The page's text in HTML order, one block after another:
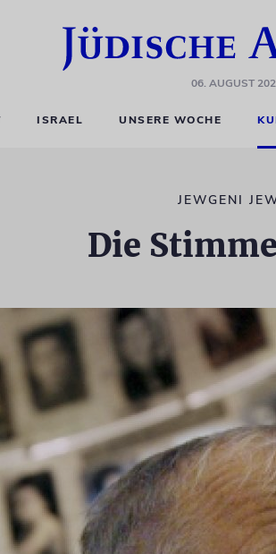
06. AUGUST
ISRAEL UNSERE WOCHE
JEWGENI
Die